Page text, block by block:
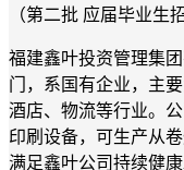
（第二批 应届毕业生
福建鑫叶投资管理集
门，系国有企业，主
酒店、物流等行业。
印刷设备，可生产从
满足鑫叶公司持续健